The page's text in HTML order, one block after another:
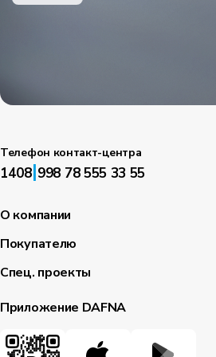
Телефон контакт-центра
1408|998 78 555 33 55
О компании
Покупателю
Спец. проекты
Приложение DAFNA